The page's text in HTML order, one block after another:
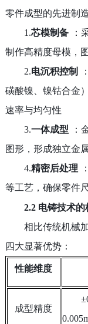
零件成型的先进制
1.芯模制备
：
制作高精度母模，
2.电沉积控制
磺酸镍、镍钴合金
速率与均匀性
3.一体成型 ：
图形，形成独立金
4.精密后处理
等工艺，确保零件
2.2 电铸技术
相比传统机械
四大显著优势：
性能维度
成型精度